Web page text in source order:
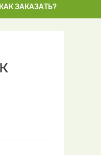
КАК ЗАКАЗАТЬ?